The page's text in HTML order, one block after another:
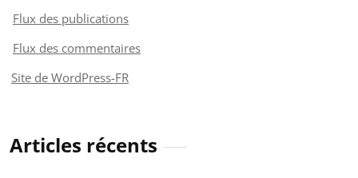
Flux des publications
Flux des commentaires
Site de WordPress-FR
Articles récents